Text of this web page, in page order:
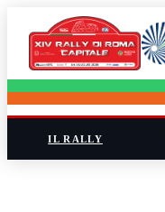
IL RALLY